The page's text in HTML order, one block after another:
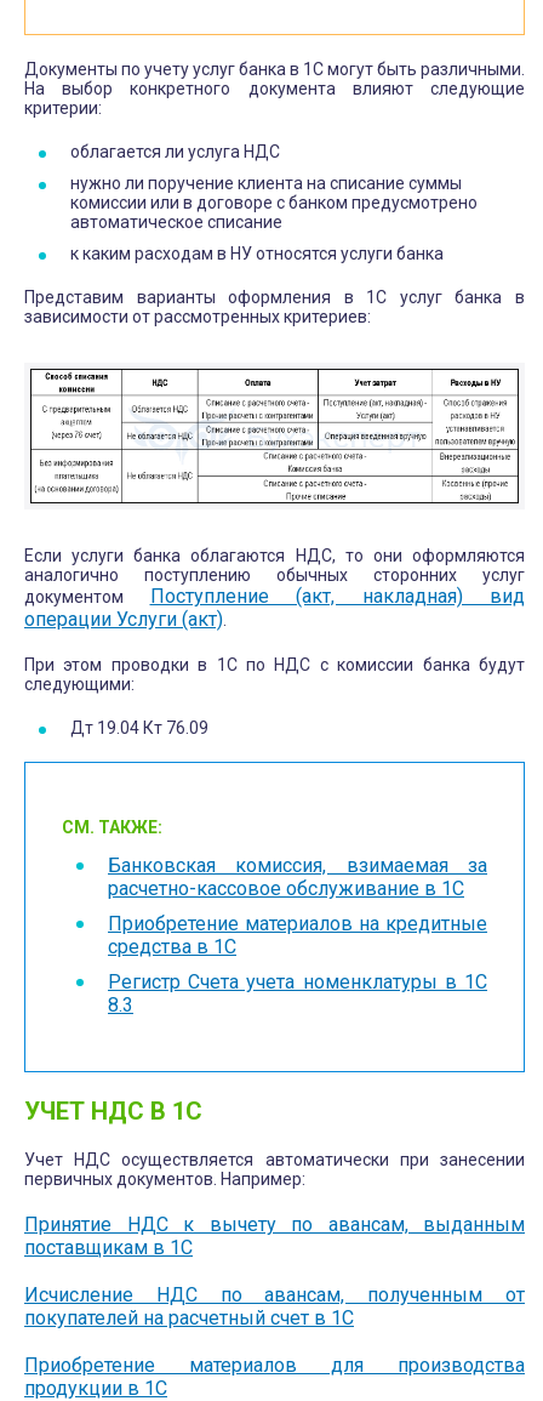
Документы по учету услуг банка в 1С могут быть различными.
На выбор конкретного документа влияют следующие
критерии:
облагается ли услуга НДС
нужно ли поручение клиента на списание суммы
комиссии или в договоре с банком предусмотрено
автоматическое списание
к каким расходам в НУ относятся услуги банка
Представим варианты оформления в 1С услуг банка в
зависимости от рассмотренных критериев:
Если услуги банка облагаются НДС, то они оформляются
аналогично поступлению обычных сторонних услуг
документом Поступление (акт, накладная) вид
операции Услуги (акт)
При этом проводки в 1С по НДС с комиссии банка будут
следующими:
Дт 19.04 Кт 76.09
СМ. ТАКЖЕ:
Банковская комиссия, взимаемая за
расчетно-кассовое обслуживание в 1С
Приобретение материалов на кредитные
средства в 1С
Регистр Счета учета номенклатуры в 1С
8.3
УЧЕТ НДС В 1С
Учет НДС осуществляется автоматически при занесении
первичных документов. Например:
Принятие НДС к вычету по авансам, выданным
поставщикам в 1С
Исчисление НДС по авансам, полученным от
покупателей на расчетный счет в 1С
Приобретение материалов для производства
продукции в 1С